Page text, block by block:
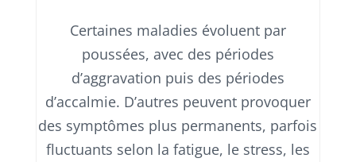
Certaines maladies évoluent par
poussées, avec des périodes
d’aggravation puis des périodes
d’accalmie. D’autres peuvent provoquer
des symptômes plus permanents, parfois
fluctuants selon la fatigue, le stress, les